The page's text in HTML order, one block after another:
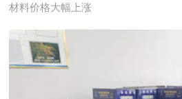
材料价格大幅上涨